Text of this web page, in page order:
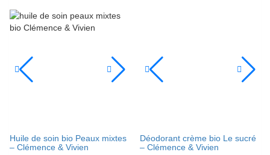
Huile de soin bio Peaux mixtes
– Clémence & Vivien
Déodorant crème bio Le sucré
– Clémence & Vivien